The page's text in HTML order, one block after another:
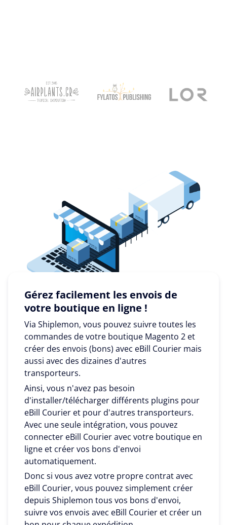
Gérez facilement les envois de
votre boutique en ligne !
Via Shiplemon, vous pouvez suivre toutes les
commandes de votre boutique Magento 2 et
créer des envois (bons) avec eBill Courier mais
aussi avec des dizaines d'autres
transporteurs.
Ainsi, vous n'avez pas besoin
d'installer/télécharger différents plugins pour
eBill Courier et pour d'autres transporteurs.
Avec une seule intégration, vous pouvez
connecter eBill Courier avec votre boutique en
ligne et créer vos bons d'envoi
automatiquement.
Donc si vous avez votre propre contrat avec
eBill Courier, vous pouvez simplement créer
depuis Shiplemon tous vos bons d'envoi,
suivre vos envois avec eBill Courier et créer un